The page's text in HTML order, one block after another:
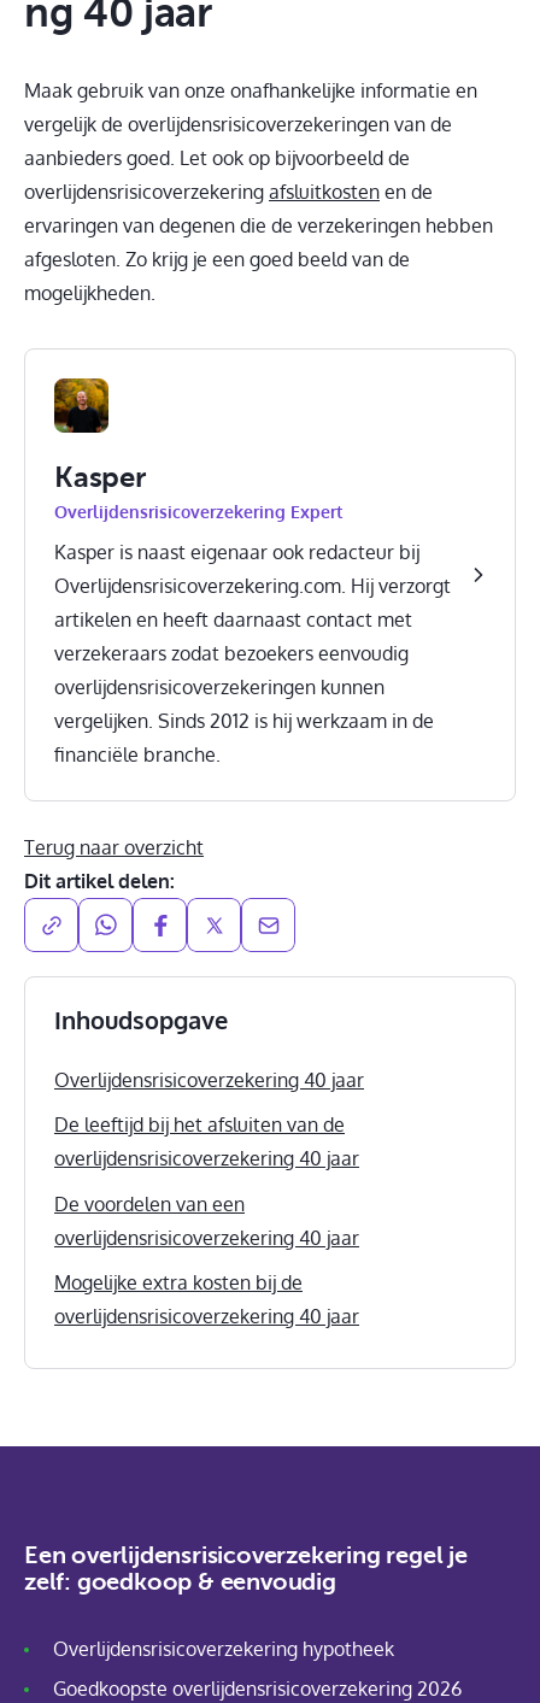
ng 40 jaar
Maak gebruik van onze onafhankelijke informatie en
vergelijk de overlijdensrisicoverzekeringen van de
aanbieders goed. Let ook op bijvoorbeeld de
overlijdensrisicoverzekering afsluitkosten en de
ervaringen van degenen die de verzekeringen hebben
afgesloten. Zo krijg je een goed beeld van de
mogelijkheden.
Kasper
Overlijdensrisicoverzekering Expert
Kasper is naast eigenaar ook redacteur bij
Overlijdensrisicoverzekering.com. Hij verzorgt
artikelen en heeft daarnaast contact met
verzekeraars zodat bezoekers eenvoudig
overlijdensrisicoverzekeringen kunnen
vergelijken. Sinds 2012 is hij werkzaam in de
financiële branche.
Terug naar overzicht
Dit artikel delen:
Inhoudsopgave
Overlijdensrisicoverzekering 40 jaar
De leeftijd bij het afsluiten van de
overlijdensrisicoverzekering 40 jaar
De voordelen van een
overlijdensrisicoverzekering 40 jaar
Mogelijke extra kosten bij de
overlijdensrisicoverzekering 40 jaar
Een overlijdensrisicoverzekering regel je
zelf: goedkoop & eenvoudig
Overlijdensrisicoverzekering hypotheek
Goedkoopste overlijdensrisicoverzekering 2026